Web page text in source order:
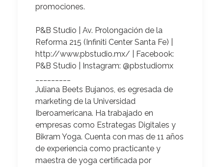
promociones.
P&B Studio | Av. Prolongación de la
Reforma 215 (Infiniti Center Santa Fe) |
http://www.pbstudio.mx/ | Facebook:
P&B Studio | Instagram: @pbstudiomx
Juliana Beets Bujanos, es egresada de
marketing de la Universidad
Iberoamericana. Ha trabajado en
empresas como Estrategas Digitales y
Bikram Yoga. Cuenta con mas de 11 años
de experiencia como practicante y
maestra de yoga certificada por